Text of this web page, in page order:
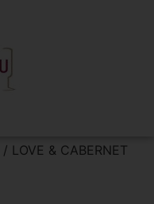
/ LOVE & CABERNET